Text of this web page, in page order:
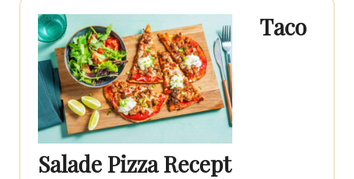
Taco
Salade Pizza Recept